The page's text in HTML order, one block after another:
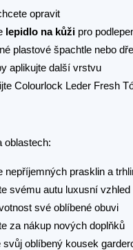
opravit
lepidlo na kůži pro
plastové špachtle nebo
aplikujte další vrstvu
Colourlock Leder Fresh
oblastech:
nepříjemných prasklin a
svému autu luxusní vzhled
své oblíbené obuvi
za nákup nových doplňků
svůj oblíbený kousek